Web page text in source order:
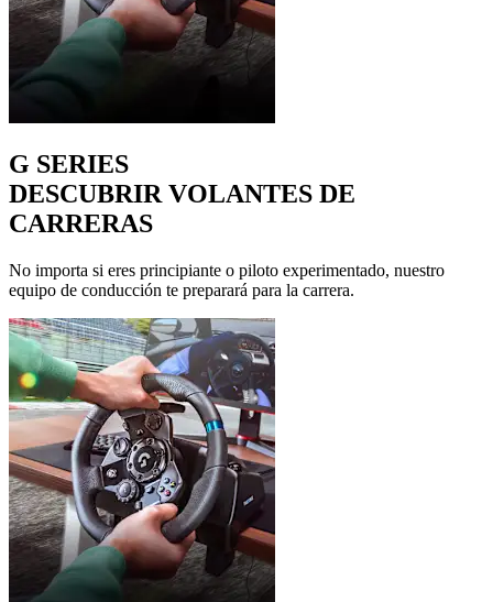
G SERIES
DESCUBRIR VOLANTES DE
CARRERAS
No importa si eres principiante o piloto experimentado, nuestro
equipo de conducción te preparará para la carrera.